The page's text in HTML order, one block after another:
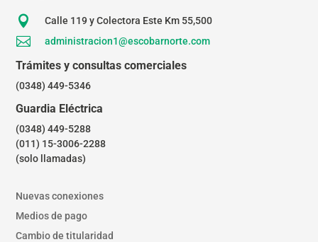
 Calle 119 y Colectora Este Km 55,500
 administracion1@escobarnorte.com
Trámites y consultas comerciales
(0348) 449-5346
Guardia Eléctrica
(0348) 449-5288
(011) 15-3006-2288
(solo llamadas)
Nuevas conexiones
Medios de pago
Cambio de titularidad